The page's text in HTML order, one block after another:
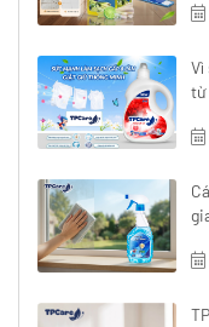
Vì
từ